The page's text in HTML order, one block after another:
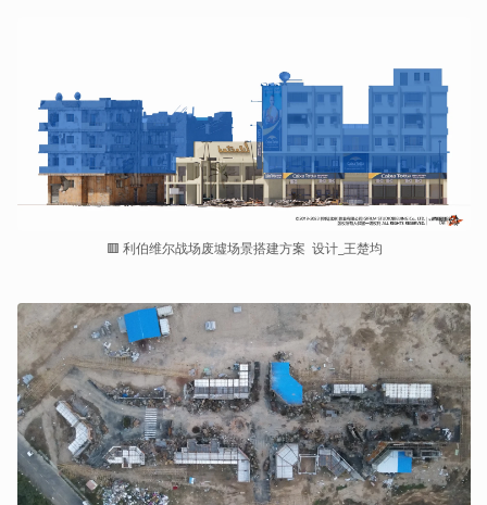
🟥 利伯维尔战场废墟场景搭建方案  设计_王楚均